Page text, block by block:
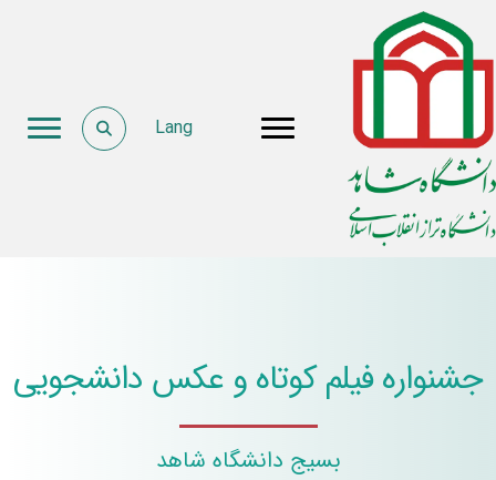
Lang
جشنواره فیلم کوتاه و عکس دانشجویی
بسیج دانشگاه شاهد